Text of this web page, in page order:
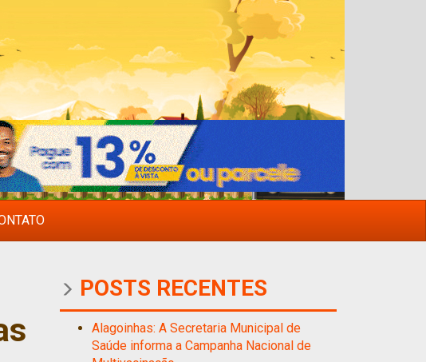
POSTS RECENTES
Alagoinhas: A Secretaria Municipal de
Saúde informa a Campanha Nacional de